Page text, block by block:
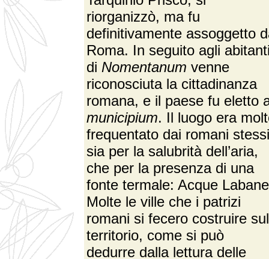
riorganizzò, ma fu
definitivamente assoggetto
Roma. In seguito agli
di Nomentanum venne
riconosciuta la cittadinanza
romana, e il paese fu eletto
municipium. Il luogo era
frequentato dai romani stessi
sia per la salubrità dell’aria,
che per la presenza di una
fonte termale: Acque
Molte le ville che i patrizi
romani si fecero costruire sul
territorio, come si può
dedurre dalla lettura delle